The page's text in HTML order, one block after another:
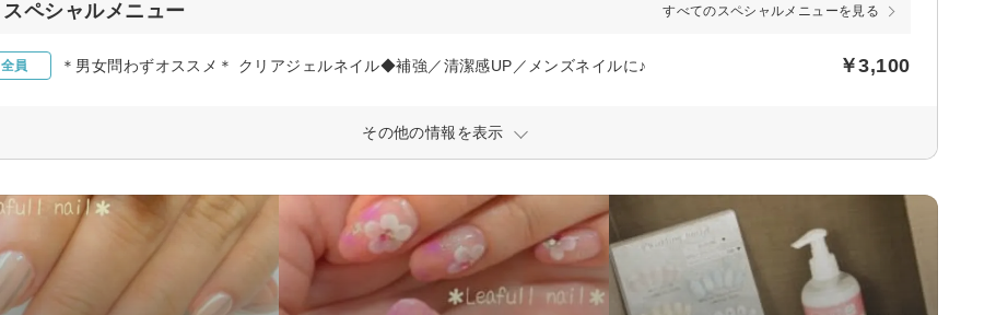
スペシャルメニュー すべてのスペシャルメニューを見る
全員 ＊男女問わずオススメ＊ クリアジェルネイル◆補強／清潔感UP／メンズネイルに♪ ￥3,100
その他の情報を表示